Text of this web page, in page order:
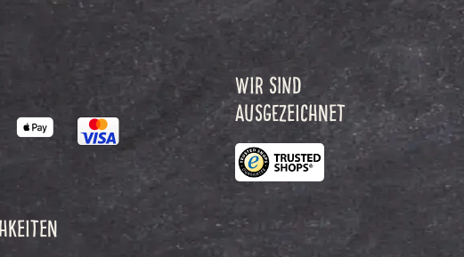
WIR SIND
AUSGEZEICHNET